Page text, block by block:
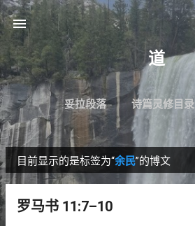
跳至主要内容
道
妥拉段落 诗篇灵修目录
博
文
目前显示的是标签为“余民”的博文
罗马书 11:7–10